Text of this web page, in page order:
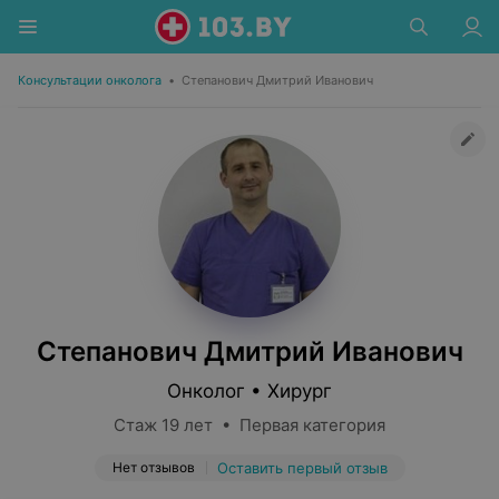
Консультации онколога • Степанович Дмитрий Иванович
Степанович Дмитрий Иванович
Онколог • Хирург
Стаж 19 лет • Первая категория
Нет отзывов Оставить первый отзыв